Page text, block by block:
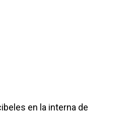
en la interna de